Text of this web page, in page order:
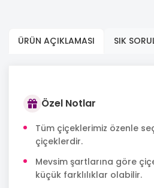
ÜRÜN AÇIKLAMASI SIK
Özel Notlar
Tüm çiçeklerimiz özenle
çiçeklerdir.
Mevsim şartlarına göre
küçük farklılıklar olabilir.